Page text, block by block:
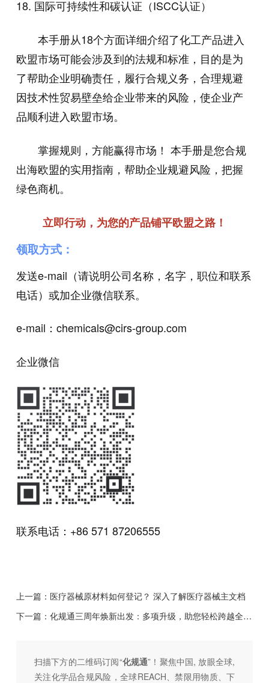
18. 国际可持续性和碳认证（ISCC认证）
本手册从18个方面详细介绍了化工产品进入
欧盟市场可能会涉及到的法规和标准，目的是为
了帮助企业明确责任，履行合规义务，合理规避
因技术性贸易壁垒给企业带来的风险，使企业产
品顺利进入欧盟市场。
掌握规则，方能赢得市场！ 本手册是您合规
出海欧盟的实用指南，帮助企业规避风险，把握
绿色商机。
立即行动，为您的产品铺平欧盟之路！
领取方式：
发送e-mail（请说明公司名称，名字，职位和联系
电话）或加企业微信联系。
e-mail：chemicals@cirs-group.com
企业微信
联系电话：+86 571 87206555
上一篇： 医疗器械原材料如何登记？ 深入了解医疗器械主文档
下一篇： 化规通三周年焕新出发：多项升级，助您轻松跨越全球合规门槛
扫描下方的二维码订阅“化规通”！聚焦中国, 放眼全球,
关注化学品合规风险，全球REACH、禁限用物质、下